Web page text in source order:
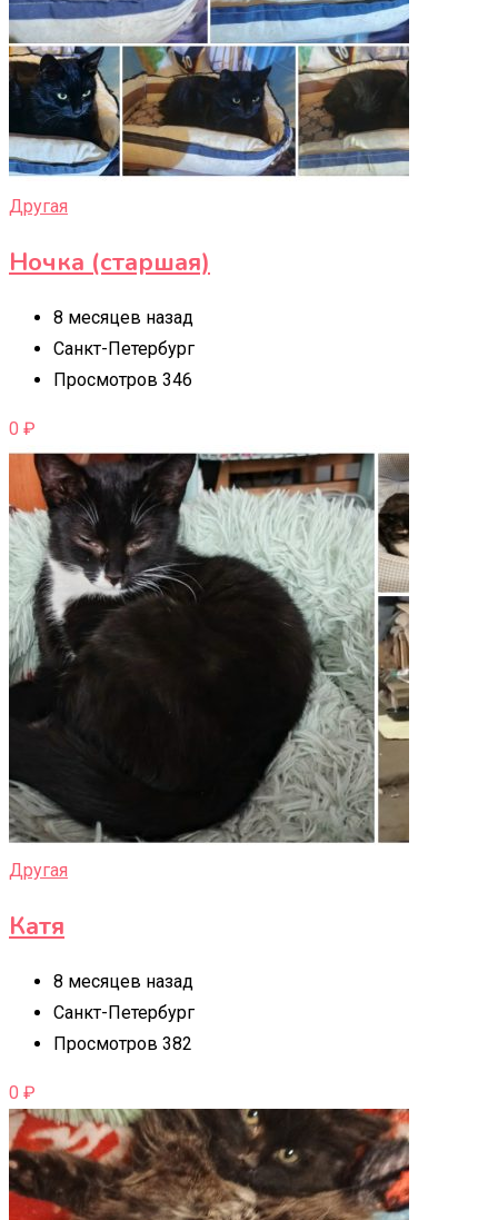
Другая
Ночка (старшая)
8 месяцев назад
Санкт-Петербург
Просмотров 346
0 ₽
Другая
Катя
8 месяцев назад
Санкт-Петербург
Просмотров 382
0 ₽